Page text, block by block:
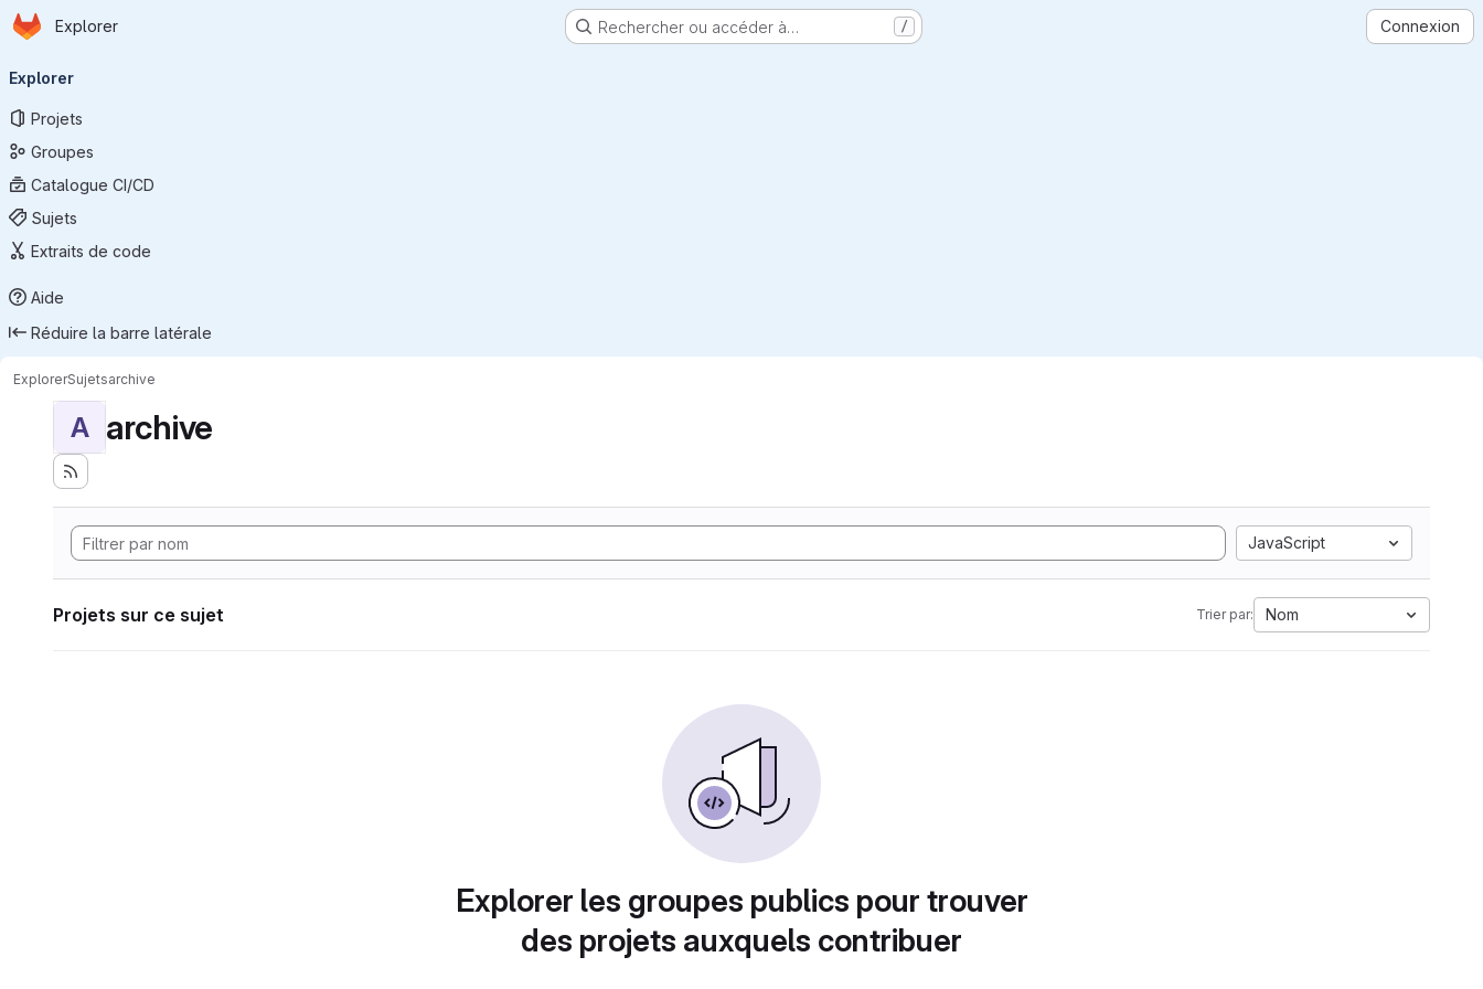
Passer au contenu principal
Page d'accueil
Explorer Rechercher ou accéder à… / Connexion
principale
Explorer
Projets
Groupes
Catalogue CI/CD
Sujets
Extraits de code
Aide
Réduire la barre latérale
ExplorerSujetsarchive
A archive
JavaScript
Projets sur ce sujet Trier par: Nom
Explorer les groupes publics pour trouver
des projets auxquels contribuer